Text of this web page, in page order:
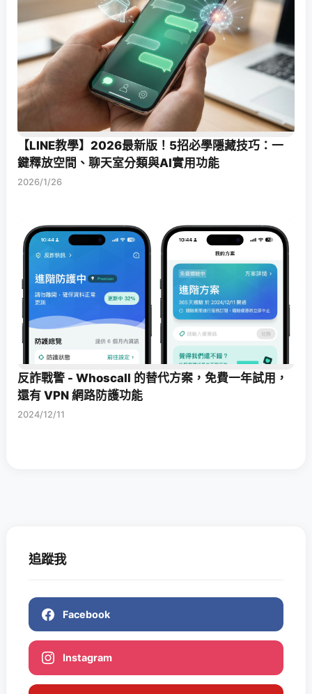
【LINE教學】2026最新版！5招必學隱藏技巧：一
鍵釋放空間、聊天室分類與AI實用功能
2026/1/26
反詐戰警 - Whoscall 的替代方案，免費一年試用，
還有 VPN 網路防護功能
2024/12/11
追蹤我
Facebook
Instagram